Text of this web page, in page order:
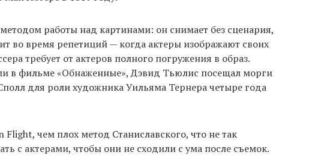
работы над картинами: он снимает без сценария,
во время репетиций — когда актеры изображают своих
требует от актеров полного погружения в образ.
в фильме «Обнаженные», Дэвид Тьюлис посещал морги
для роли художника Уильяма Тернера четыре года
Flight, чем плох метод Станиславского, что не так
с актерами, чтобы они не сходили с ума после съемок.